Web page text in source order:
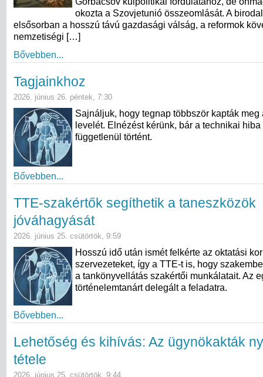
okozta a Szovjetunió összeomlását. A
elsősorban a hosszú távú gazdasági válság, a reformok
nemzetiségi […]
Bővebben...
Tagjainkhoz
2026. június 26. péntek, 7:30
Sajnáljuk, hogy tegnap többször kapták meg
levelét. Elnézést kérünk, bár a technikai
függetlenül történt.
Bővebben...
TTE-szakértők segíthetik a taneszközök
jóváhagyását
2026. június 25. csütörtök, 9:59
Hosszú idő után ismét felkérte az oktatási
szervezeteket, így a TTE-t is, hogy
a tankönyvellátás szakértői munkálatait. Az
történelemtanárt delegált a feladatra.
Bővebben...
Lehetőség és kihívás: Az ügynökakták
tétele
2026. június 25. csütörtök, 9:44